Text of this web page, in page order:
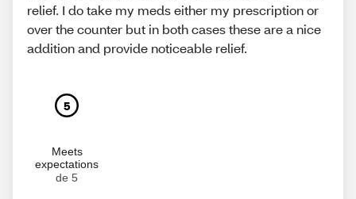
relief. I do take my meds either my prescription or
over the counter but in both cases these are a nice
addition and provide noticeable relief.
5
Meets
expectations
de 5